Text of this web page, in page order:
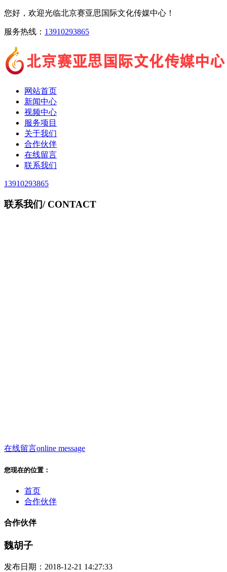
您好，欢迎光临北京赛亚思国际文化传媒中心！
服务热线： 13910293865
网站首页
新闻中心
视频中心
服务项目
关于我们
合作伙伴
在线留言
联系我们
13910293865
联系我们/ CONTACT
在线留言online message
您现在的位置：
首页
合作伙伴
合作伙伴
魏胡子
发布日期：2018-12-21 14:27:33